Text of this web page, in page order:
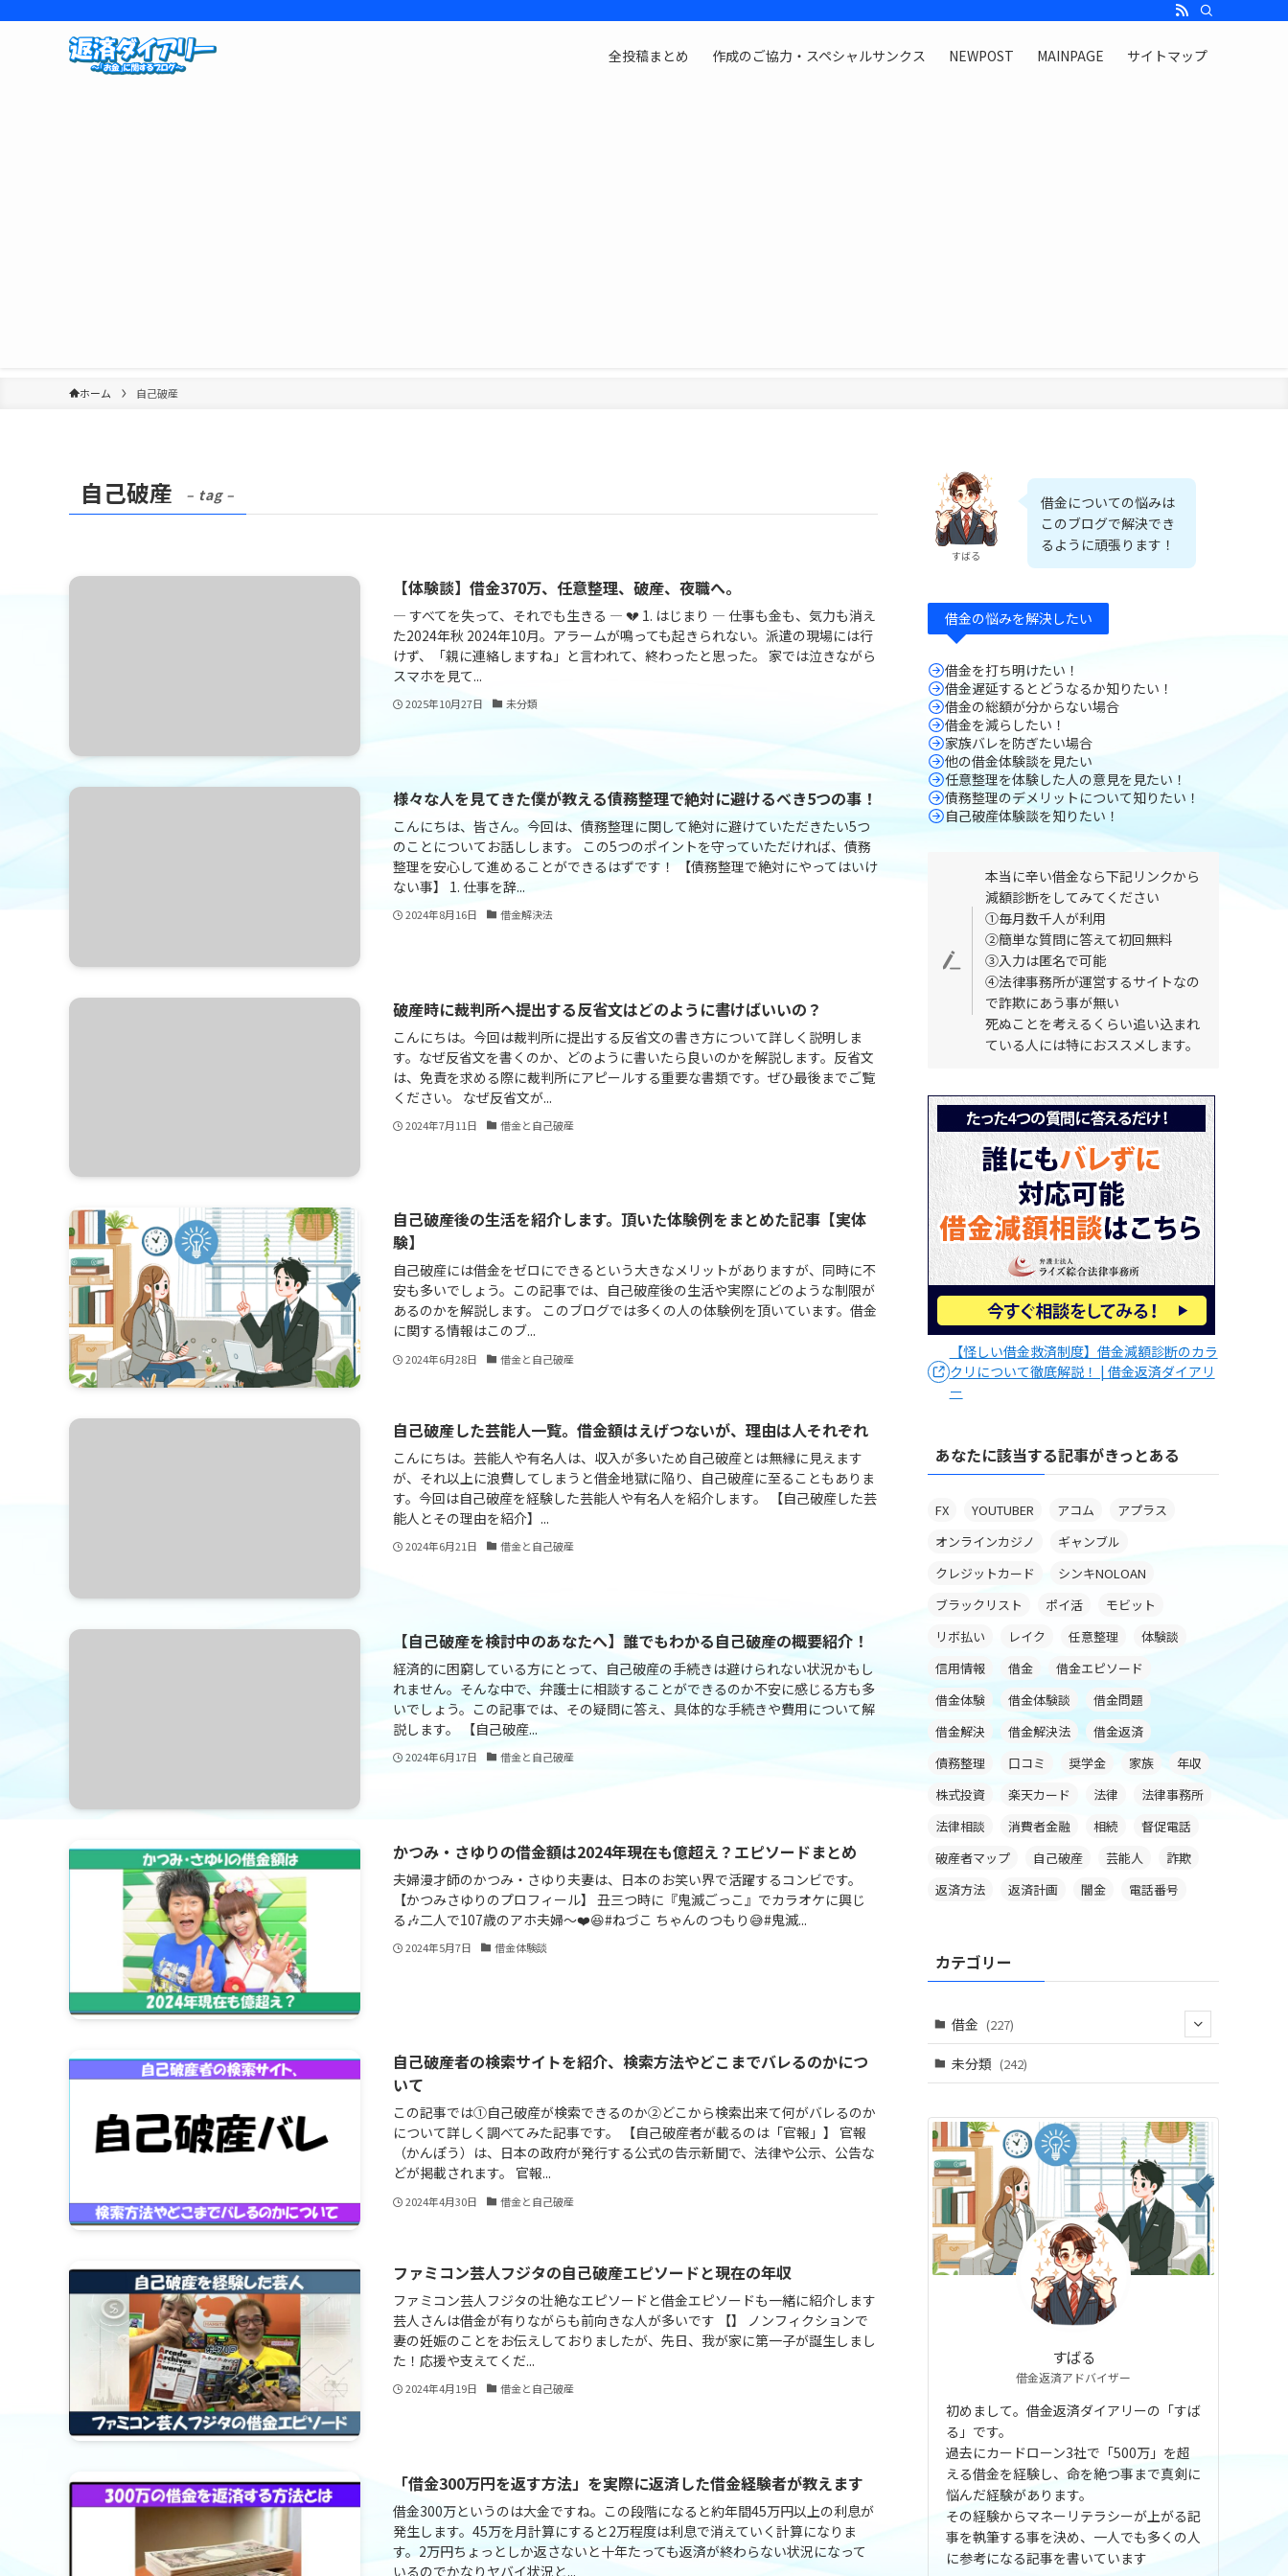
全投稿まとめ 作成のご協力・スペシャルサンクス NEWPOST MAINPAGE サイトマップ
ホーム 自己破産
自己破産 – tag –
【体験談】借金370万、任意整理、破産、夜職へ。
― すべてを失って、それでも生きる ― 💔 1. はじまり ― 仕事も金も、気力も消え
た2024年秋 2024年10月。アラームが鳴っても起きられない。派遣の現場には行
けず、「親に連絡しますね」と言われて、終わったと思った。 家では泣きながら
スマホを見て...
2025年10月27日 未分類
様々な人を見てきた僕が教える債務整理で絶対に避けるべき5つの事！
こんにちは、皆さん。今回は、債務整理に関して絶対に避けていただきたい5つ
のことについてお話しします。 この5つのポイントを守っていただければ、債務
整理を安心して進めることができるはずです！ 【債務整理で絶対にやってはいけ
ない事】 1. 仕事を辞...
2024年8月16日 借金解決法
破産時に裁判所へ提出する反省文はどのように書けばいいの？
こんにちは。今回は裁判所に提出する反省文の書き方について詳しく説明しま
す。なぜ反省文を書くのか、どのように書いたら良いのかを解説します。反省文
は、免責を求める際に裁判所にアピールする重要な書類です。ぜひ最後までご覧
ください。 なぜ反省文が...
2024年7月11日 借金と自己破産
自己破産後の生活を紹介します。頂いた体験例をまとめた記事【実体
験】
自己破産には借金をゼロにできるという大きなメリットがありますが、同時に不
安も多いでしょう。この記事では、自己破産後の生活や実際にどのような制限が
あるのかを解説します。 このブログでは多くの人の体験例を頂いています。借金
に関する情報はこのブ...
2024年6月28日 借金と自己破産
自己破産した芸能人一覧。借金額はえげつないが、理由は人それぞれ
こんにちは。芸能人や有名人は、収入が多いため自己破産とは無縁に見えます
が、それ以上に浪費してしまうと借金地獄に陥り、自己破産に至ることもありま
す。今回は自己破産を経験した芸能人や有名人を紹介します。 【自己破産した芸
能人とその理由を紹介】...
2024年6月21日 借金と自己破産
【自己破産を検討中のあなたへ】誰でもわかる自己破産の概要紹介！
経済的に困窮している方にとって、自己破産の手続きは避けられない状況かもし
れません。そんな中で、弁護士に相談することができるのか不安に感じる方も多
いでしょう。この記事では、その疑問に答え、具体的な手続きや費用について解
説します。 【自己破産...
2024年6月17日 借金と自己破産
かつみ・さゆりの借金額は2024年現在も億超え？エピソードまとめ
夫婦漫才師のかつみ・さゆり夫妻は、日本のお笑い界で活躍するコンビです。
【かつみさゆりのプロフィール】 丑三つ時に『鬼滅ごっこ』でカラオケに興じ
る🎶二人で107歳のアホ夫婦～❤️😆#ねづこ ちゃんのつもり😅#鬼滅...
2024年5月7日 借金体験談
自己破産者の検索サイトを紹介、検索方法やどこまでバレるのかにつ
いて
この記事では①自己破産が検索できるのか②どこから検索出来て何がバレるのか
について詳しく調べてみた記事です。 【自己破産者が載るのは「官報」】 官報
（かんぽう）は、日本の政府が発行する公式の告示新聞で、法律や公示、公告な
どが掲載されます。 官報...
2024年4月30日 借金と自己破産
ファミコン芸人フジタの自己破産エピソードと現在の年収
ファミコン芸人フジタの壮絶なエピソードと借金エピソードも一緒に紹介します
芸人さんは借金が有りながらも前向きな人が多いです 【】 ノンフィクションで
妻の妊娠のことをお伝えしておりましたが、先日、我が家に第一子が誕生しまし
た！応援や支えてくだ...
2024年4月19日 借金と自己破産
「借金300万円を返す方法」を実際に返済した借金経験者が教えます
借金300万というのは大金ですね。この段階になると約年間45万円以上の利息が
発生します。45万を月計算にすると2万程度は利息で消えていく計算になりま
す。2万円ちょっとしか返さないと十年たっても返済が終わらない状況になって
いるのでかなりヤバイ状況と...
すばる
借金についての悩みは
このブログで解決でき
るように頑張ります！
借金の悩みを解決したい
借金を打ち明けたい！
借金遅延するとどうなるか知りたい！
借金の総額が分からない場合
借金を減らしたい！
家族バレを防ぎたい場合
他の借金体験談を見たい
任意整理を体験した人の意見を見たい！
債務整理のデメリットについて知りたい！
自己破産体験談を知りたい！
本当に辛い借金なら下記リンクから
減額診断をしてみてください
①毎月数千人が利用
②簡単な質問に答えて初回無料
③入力は匿名で可能
④法律事務所が運営するサイトなの
で詐欺にあう事が無い
死ぬことを考えるくらい追い込まれ
ている人には特におススメします。
【怪しい借金救済制度】借金減額診断のカラ
クリについて徹底解説！ | 借金返済ダイアリ
ー
あなたに該当する記事がきっとある
FX YOUTUBER アコム
アプラス
オンラインカジノ
ギャンブル
クレジットカード
シンキNOLOAN
ブラックリスト
ポイ活
モビット
リボ払い
レイク 任意整理
体験談
信用情報
借金
借金エピソード
借金体験
借金体験談
借金問題
借金解決
借金解決法
借金返済
債務整理
口コミ 奨学金 家族
年収
株式投資
楽天カード 法律
法律事務所
法律相談
消費者金融 相続
督促電話
破産者マップ
自己破産 芸能人
詐欺
返済方法
返済計画 闇金 電話番号
カテゴリー
借金 (227)
(10)
(2)
(5)
(6)
(11)
(33)
(20)
(11)
未分類 (242)
すばる
借金返済アドバイザー
初めまして。借金返済ダイアリーの「すば
る」です。
過去にカードローン3社で「500万」を超
える借金を経験し、命を絶つ事まで真剣に
悩んだ経験があります。
その経験からマネーリテラシーが上がる記
事を執筆する事を決め、一人でも多くの人
に参考になる記事を書いています